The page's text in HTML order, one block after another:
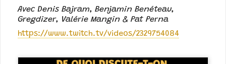
Avec Denis Bajram, Benjamin Benéteau,
Gregdizer, Valérie Mangin & Pat Perna
https://www.twitch.tv/videos/2329754084